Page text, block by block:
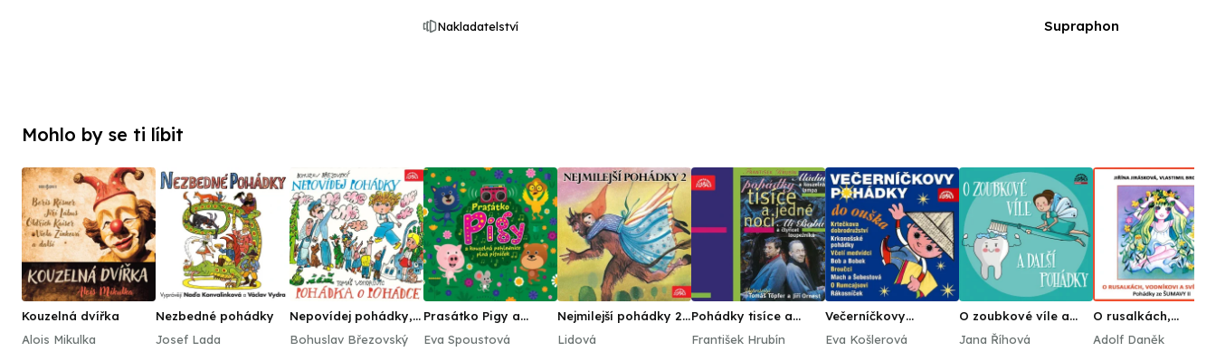
Nakladatelství Supraphon
Mohlo by se ti líbit
Kouzelná dvířka
Alois Mikulka
Nezbedné pohádky
Josef Lada
Nepovídej pohádky,
Bohuslav Březovský
Prasátko Pigy a
plná písniček
Eva Spoustová
Nejmilejší pohádky 2
Postránecký,V.
Lidová
Pohádky tisíce a
František Hrubín
Večerníčkovy
Eva Košlerová
O zoubkové víle a
další pohádky
Jana Říhová
O rusalkách,
světýlkách.
Adolf Daněk